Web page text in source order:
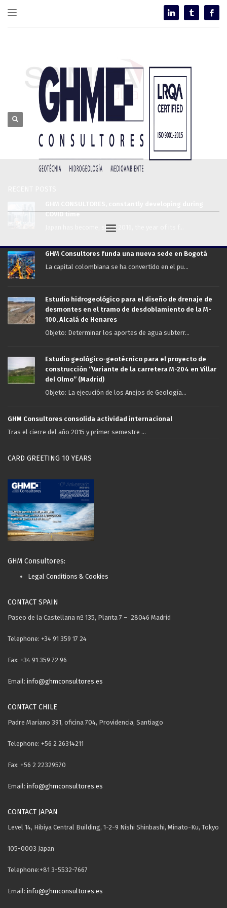
COVID time
Japan has become, since 2016, the year of its f...
GHM Consultores funda una nueva sede en Bogotá
La capital colombiana se ha convertido en el pu...
Estudio hidrogeológico para el diseño de drenaje de
desmontes en el tramo de desdoblamiento de la M-
100, Alcalá de Henares
Objeto: Determinar los aportes de agua subterr...
Estudio geológico-geotécnico para el proyecto de
construcción “Variante de la carretera M-204 en Villar
del Olmo” (Madrid)
Objeto: La ejecución de los Anejos de Geología...
GHM Consultores consolida actividad internacional
Tras el cierre del año 2015 y primer semestre ...
CARD GREETING 10 YEARS
GHM Consultores:
Legal Conditions & Cookies
CONTACT SPAIN
Paseo de la Castellana nº 135, Planta 7 – 28046 Madrid
Telephone: +34 91 359 17 24
Fax: +34 91 359 72 96
Email: info@ghmconsultores.es
CONTACT CHILE
Padre Mariano 391, oficina 704, Providencia, Santiago
Telephone: +56 2 26314211
Fax: +56 2 22329570
Email: info@ghmconsultores.es
CONTACT JAPAN
Level 14, Hibiya Central Building, 1-2-9 Nishi Shinbashi, Minato-Ku, Tokyo
105-0003 Japan
Telephone:+81 3-5532-7667
Email: info@ghmconsultores.es